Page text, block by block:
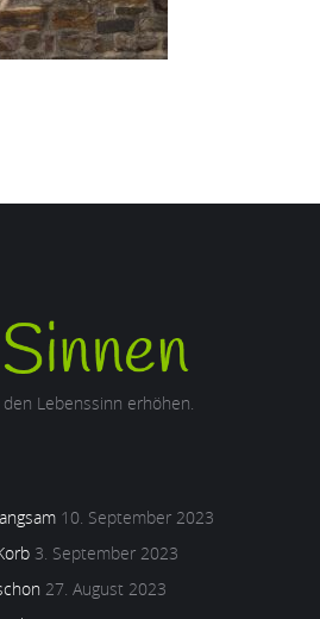
Lebenssinn erhöhen.
10. September 2023
3. September 2023
27. August 2023